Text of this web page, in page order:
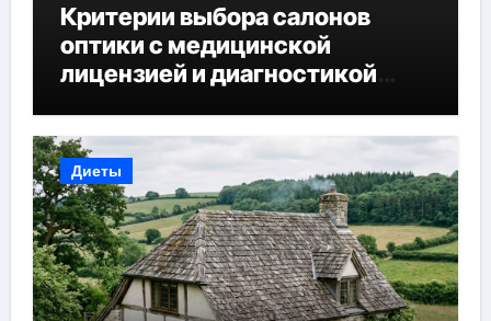
Критерии выбора салонов
оптики с медицинской
лицензией и диагностикой
Диеты